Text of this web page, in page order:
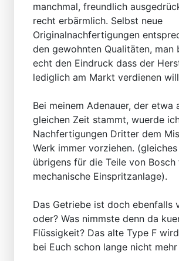
manchmal, freundlich
recht erbärmlich. Selbst neue
Originalnachfertigungen
den gewohnten Qualitäten, man
echt den Eindruck dass der
lediglich am Markt verdienen
Bei meinem Adenauer, der etwa
gleichen Zeit stammt, wuerde
Nachfertigungen Dritter dem
Werk immer vorziehen.
übrigens für die Teile von
mechanische Einspritzanlage).
Das Getriebe ist doch ebenfalls
oder? Was nimmste denn da
Flüssigkeit? Das alte Type F
bei Euch schon lange nicht